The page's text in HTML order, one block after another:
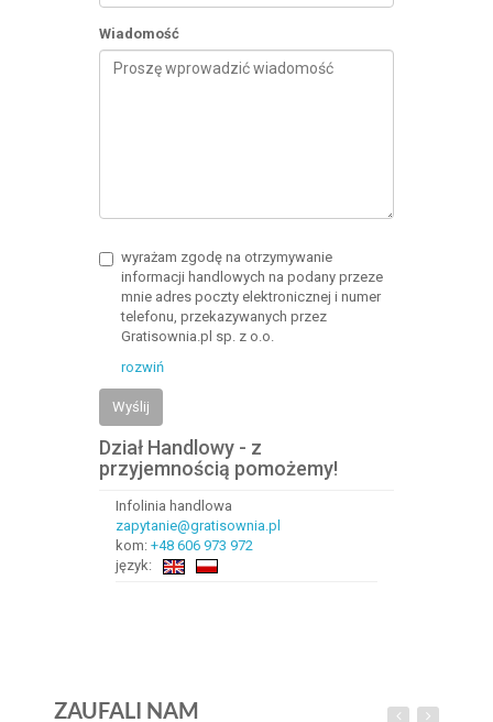
Wiadomość
wyrażam zgodę na otrzymywanie
informacji handlowych na podany przeze
mnie adres poczty elektronicznej i numer
telefonu, przekazywanych przez
Gratisownia.pl sp. z o.o.
rozwiń
Wyślij
Dział Handlowy - z
przyjemnością pomożemy!
Infolinia handlowa
zapytanie@gratisownia.pl
kom: +48 606 973 972
język:
ZAUFALI NAM